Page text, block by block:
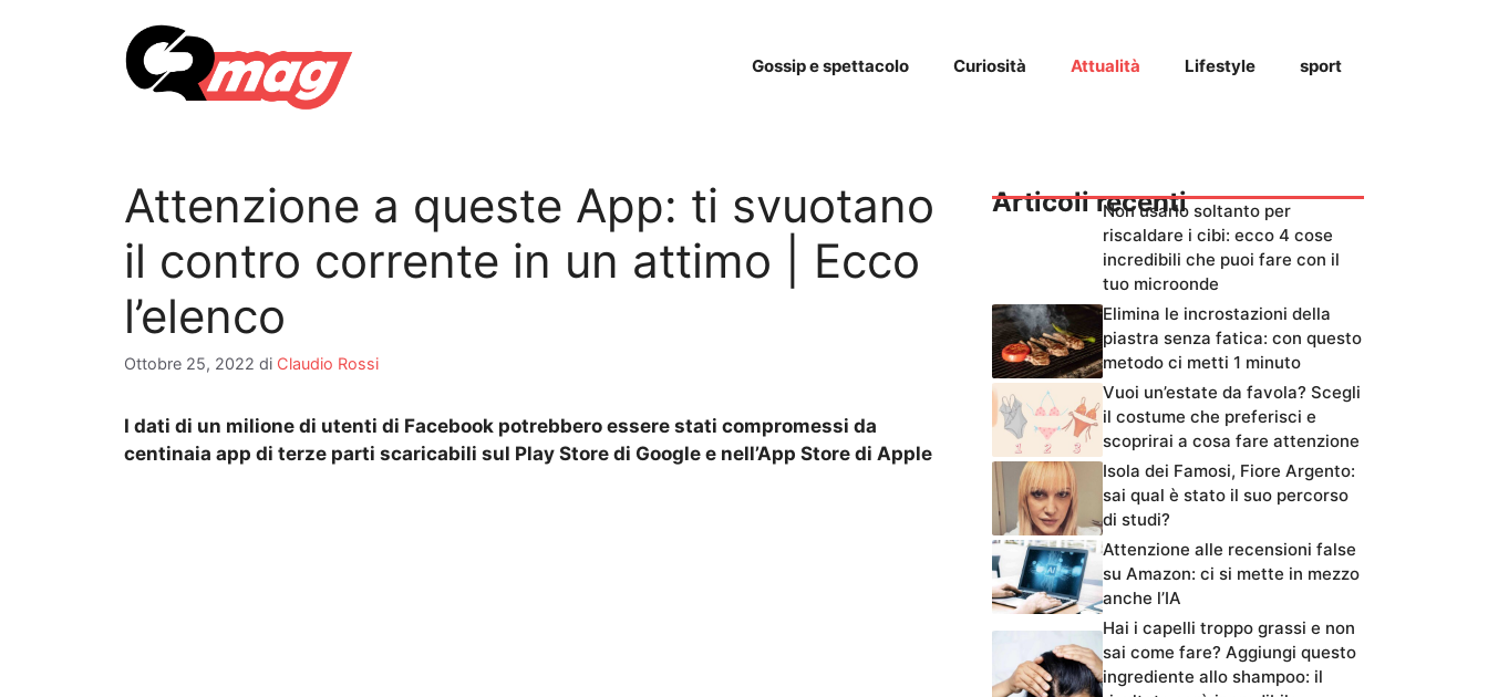
Gossip e spettacolo Curiosità Attualità Lifestyle sport
Attenzione a queste App: ti svuotano
il contro corrente in un attimo | Ecco
l’elenco
Ottobre 25, 2022 di Claudio Rossi
I dati di un milione di utenti di Facebook potrebbero essere stati compromessi da
centinaia app di terze parti scaricabili sul Play Store di Google e nell’App Store di Apple
Articoli recentiNon usarlo soltanto per
riscaldare i cibi: ecco 4 cose
incredibili che puoi fare con il
tuo microonde
Elimina le incrostazioni della
piastra senza fatica: con questo
metodo ci metti 1 minuto
Vuoi un’estate da favola? Scegli
il costume che preferisci e
scoprirai a cosa fare attenzione
Isola dei Famosi, Fiore Argento:
sai qual è stato il suo percorso
di studi?
Attenzione alle recensioni false
su Amazon: ci si mette in mezzo
anche l’IA
Hai i capelli troppo grassi e non
sai come fare? Aggiungi questo
ingrediente allo shampoo: il